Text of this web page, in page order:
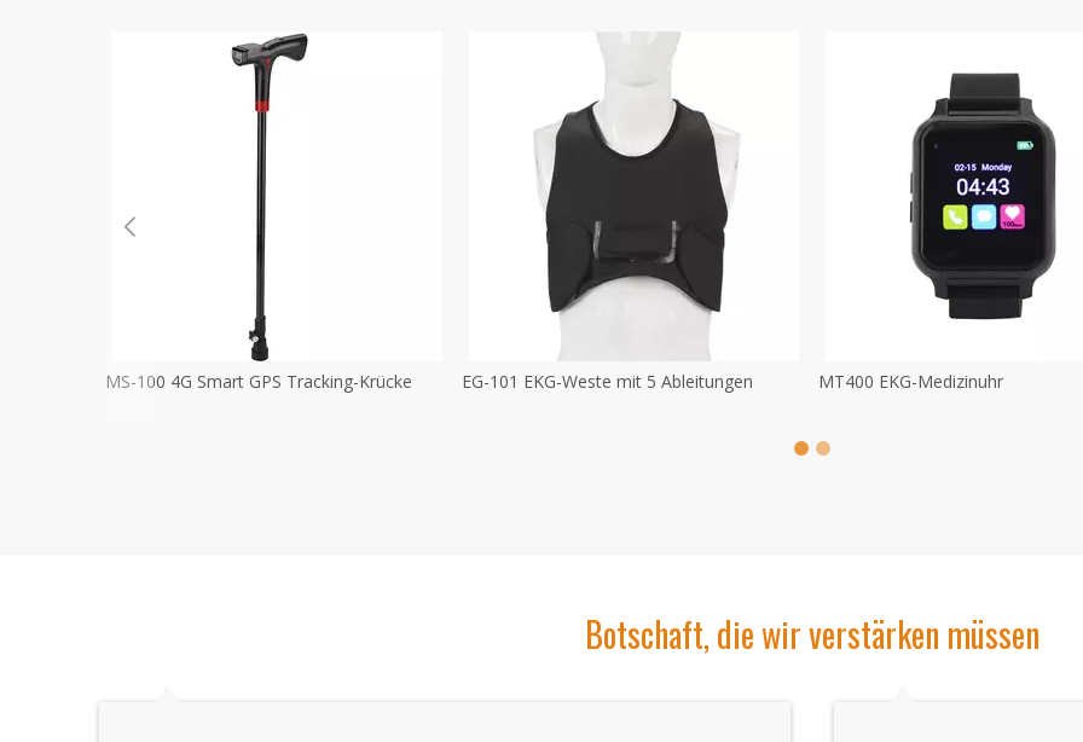
MS-100 4G Smart GPS Tracking-Krücke EG-101 EKG-Weste mit 5 Ableitungen MT400 EKG-Medizinuhr
Botschaft, die wir verstärken müssen